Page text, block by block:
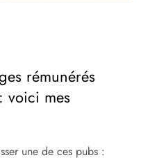
rémunérés
voici mes
une de ces pubs :